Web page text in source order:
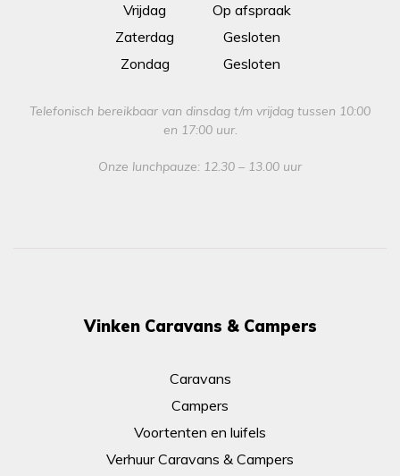
Vrijdag
Zaterdag
Zondag
Op afspraak
Gesloten
Gesloten
Telefonisch bereikbaar van dinsdag t/m vrijdag tussen 10:00
en 17:00 uur.
Onze lunchpauze: 12.30 – 13.00 uur
Vinken Caravans & Campers
Caravans
Campers
Voortenten en luifels
Verhuur Caravans & Campers